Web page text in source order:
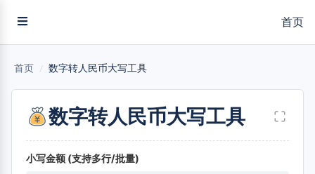
首页
首页 / 数字转人民币大写工具
数字转人民币大写工具
小写金额 (支持多行/批量)